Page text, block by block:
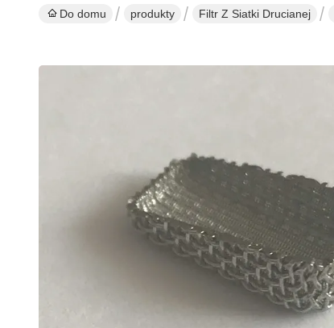
Do domu produkty Filtr Z Siatki Drucianej